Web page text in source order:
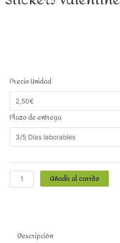
Precio Unidad
Plazo de entrega
Añadir al carrito
Descripción